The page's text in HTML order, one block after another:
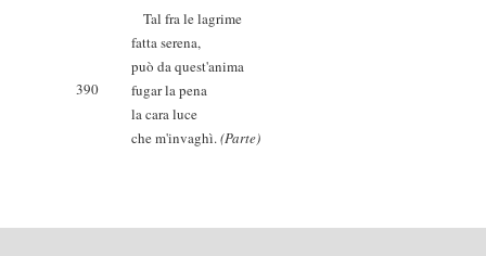
Tal fra le lagrime
fatta serena,
può da quest'anima
390
fugar la pena
la cara luce
che m'invaghì.(Parte)